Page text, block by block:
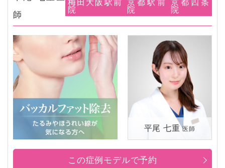
師
梅田大阪駅前
院
京都駅前
院
京都四条
院
平尾 七重 医師
この症例モデルで予約